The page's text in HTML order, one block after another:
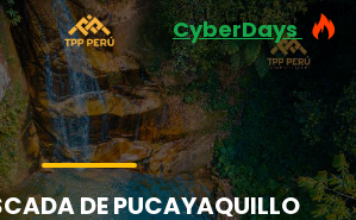
DE PUCAYAQUILLO
CyberDays